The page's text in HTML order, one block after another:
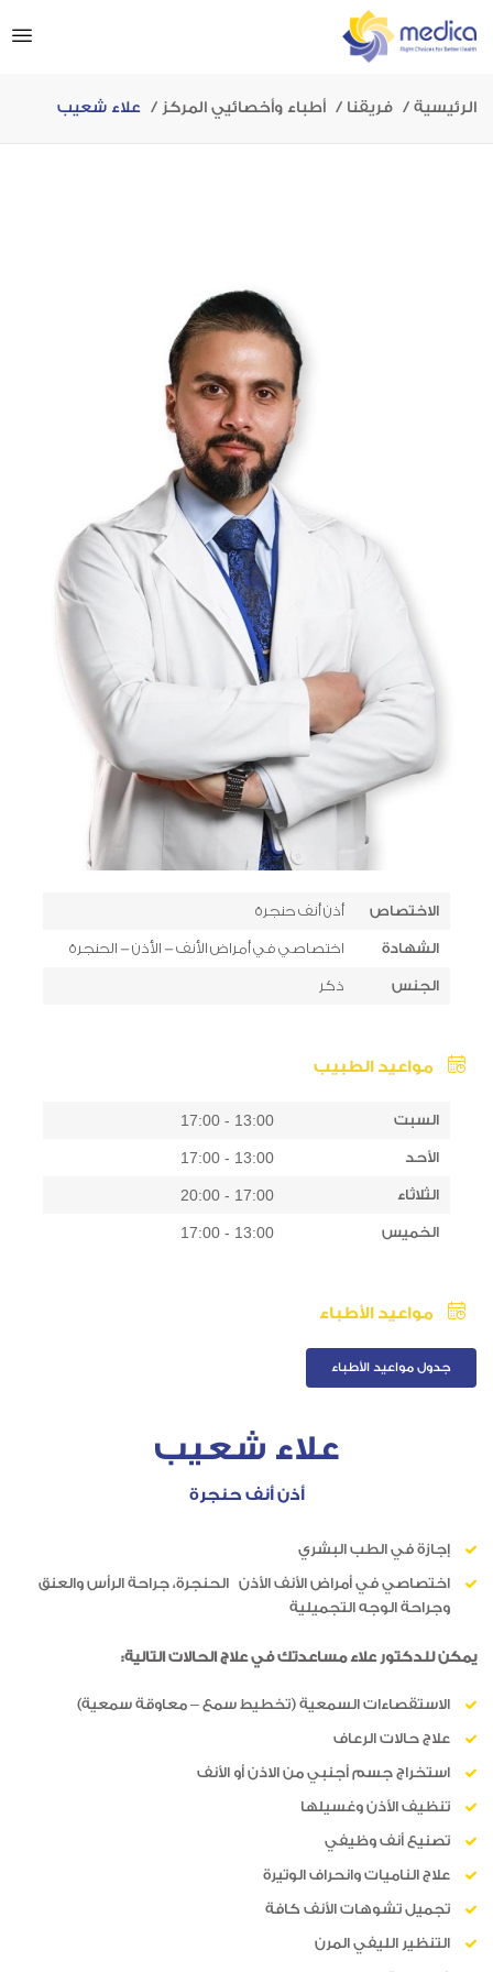
الرئيسية فريقنا أطباء وأخصائيي المركز علاء شعيب
الاختصاص أذن أنف حنجرة
الشهادة اختصاصي في أمراض الأنف - الأذن - الحنجرة
الجنس ذكر
مواعيد الطبيب
السبت 13:00 - 17:00
الأحد 13:00 - 17:00
الثلاثاء 17:00 - 20:00
الخميس 13:00 - 17:00
مواعيد الأطباء
جدول مواعيد الأطباء
علاء شعيب
أذن أنف حنجرة
إجازة في الطب البشري
اختصاصي في أمراض الأنف الأذن الحنجرة، جراحة الرأس والعنق
وجراحة الوجه التجميلية
يمكن للدكتور علاء مساعدتك في علاج الحالات التالية:
الاستقصاءات السمعية (تخطيط سمع – معاوقة سمعية)
علاج حالات الرعاف
استخراج جسم أجنبي من الاذن أو الأنف
تنظيف الأذن وغسيلها
تصنيع أنف وظيفي
علاج الناميات وانحراف الوتيرة
تجميل تشوهات الأنف كافة
التنظير الليفي المرن